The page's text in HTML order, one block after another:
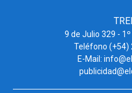
9 de Julio 329 -
Teléfono (+54)
E-Mail: